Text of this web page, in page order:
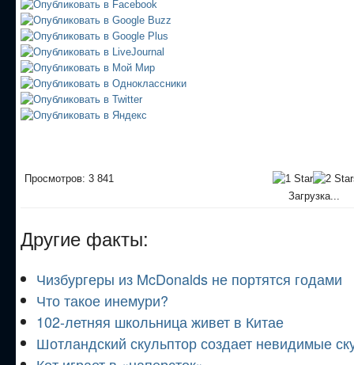
Просмотров: 3 841
Загрузка...
Другие факты:
Чизбургеры из McDonalds не портятся годами
Что такое инемури?
102-летняя школьница живет в Китае
Шотландский скульптор создает невидимые